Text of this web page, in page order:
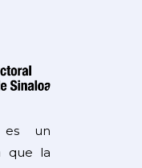
es un
que la